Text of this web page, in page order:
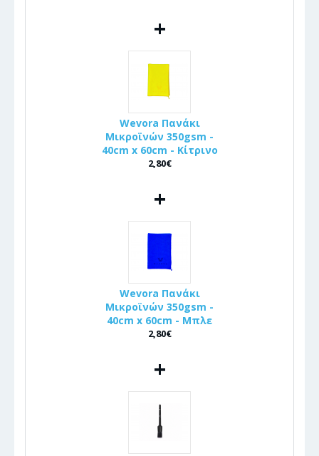
+
Wevora Πανάκι
Μικροϊνών 350gsm -
40cm x 60cm - Κίτρινο
2,80€
+
Wevora Πανάκι
Μικροϊνών 350gsm -
40cm x 60cm - Μπλε
2,80€
+